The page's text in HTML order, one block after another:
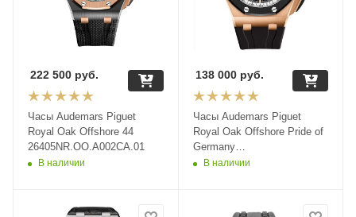
Часы Audemars Piguet
Royal Oak Offshore 44
26405NR.OO.A002CA.01
В наличии
222 500 руб.
Часы Audemars Piguet
Royal Oak Offshore Pride of
Germany
26416RO.OO.A002CA.01
В наличии
138 000руб.